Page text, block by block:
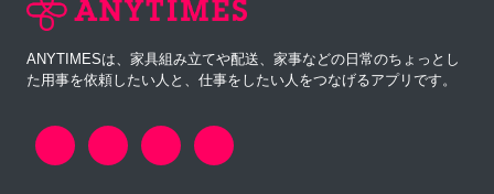
ANYTIMESは、家具組み立てや配送、家事などの日常のちょっとし
た用事を依頼したい人と、仕事をしたい人をつなげるアプリです。